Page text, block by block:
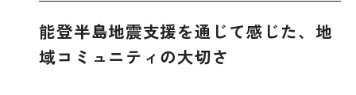
能登半島地震支援を通じて感じた、地
域コミュニティの大切さ